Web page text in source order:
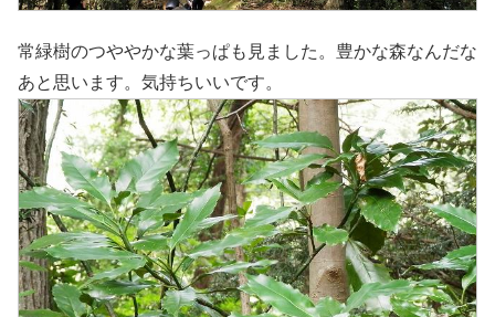
常緑樹のつややかな葉っぱも見ました。豊かな森なんだな
あと思います。気持ちいいです。